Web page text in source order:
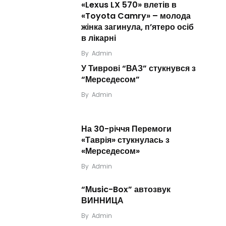
«Lexus LX 570» влетів в
«Toyota Camry» – молода
жінка загинула, п’ятеро осіб
в лікарні
By Admin
У Тиврові “ВАЗ” стукнувся з
“Мерседесом”
By Admin
На 30-річчя Перемоги
«Таврія» стукнулась з
«Мерседесом»
By Admin
“Мusic-Box” автозвук
ВИННИЦА
By Admin